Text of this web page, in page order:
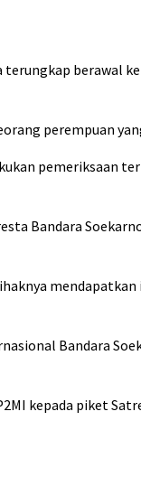
berawal
perempuan
pemeriksaan
Bandara
Bandara
kepada piket